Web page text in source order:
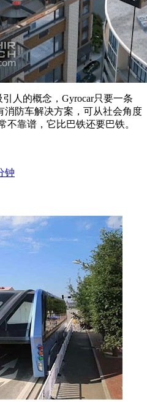
人的概念，Gyrocar只要一条
消防车解决方案，可从社会角度
不靠谱，它比巴铁还要巴铁。
钟